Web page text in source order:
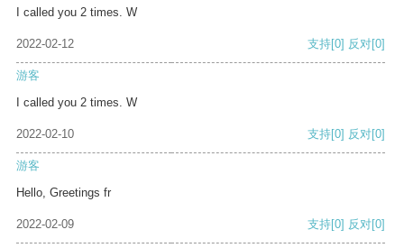
I called you 2 times. W
2022-02-12 支持[0] 反对[0]
游客
I called you 2 times. W
2022-02-10 支持[0] 反对[0]
游客
Hello, Greetings fr
2022-02-09 支持[0] 反对[0]